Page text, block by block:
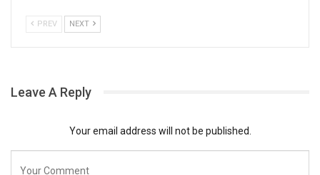
PREV NEXT
Leave A Reply
Your email address will not be published.